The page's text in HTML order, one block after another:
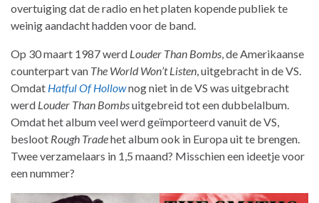
overtuiging dat de radio en het platen kopende publiek te
weinig aandacht hadden voor de band.
Op 30 maart 1987 werd Louder Than Bombs , de Amerikaanse
counterpart van The World Won’t Listen , uitgebracht in de VS.
Omdat Hatful Of Hollownog niet in de VS was uitgebracht
werd Louder Than Bombsuitgebreid tot een dubbelalbum.
Omdat het album veel werd geïmporteerd vanuit de VS,
besloot Rough Tradehet album ook in Europa uit te brengen.
Twee verzamelaars in 1,5 maand? Misschien een ideetje voor
een nummer?